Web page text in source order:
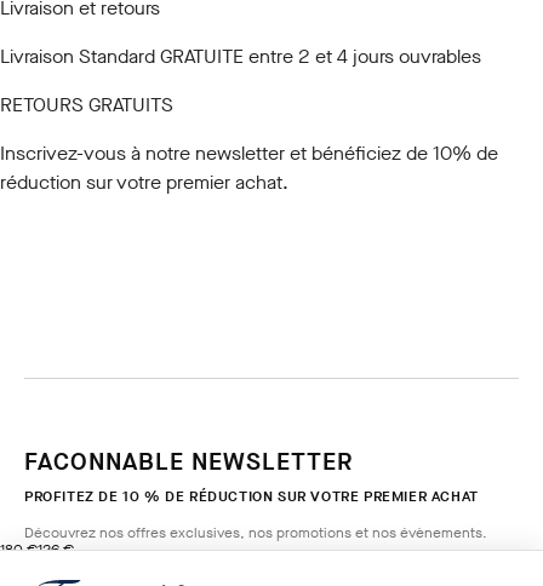
Livraison et retours
Livraison Standard GRATUITE entre 2 et 4 jours ouvrables
RETOURS GRATUITS
Inscrivez-vous à notre newsletteret bénéficiez de 10% de
réduction sur votre premier achat.
180 €
original price 180 €
126 €
current price 126 €
FACONNABLE NEWSLETTER
PROFITEZ DE 10 % DE RÉDUCTION SUR VOTRE PREMIER ACHAT
Découvrez nos offres exclusives, nos promotions et nos évènements.